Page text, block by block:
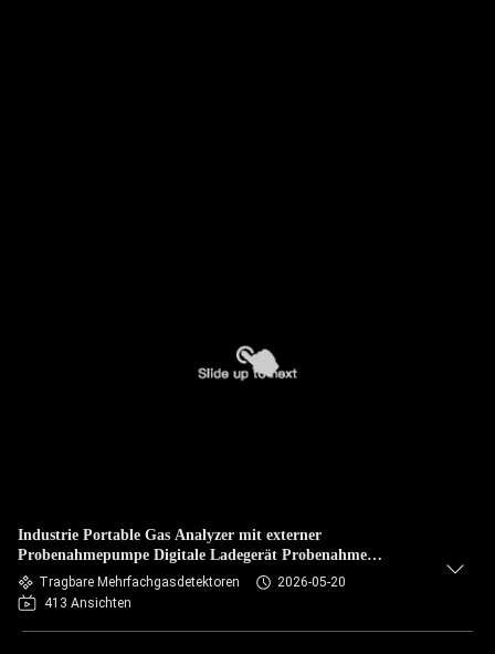
Industrie Portable Gas Analyzer mit externer
Probenahmepumpe Digitale Ladegerät Probenahme
unterstützt alle Gas
Tragbare Mehrfachgasdetektoren
2026-05-20
413 Ansichten